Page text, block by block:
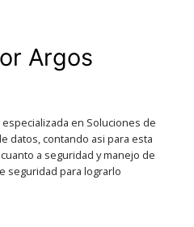
Argos
en Soluciones de
datos, contando asi para esta
a seguridad y manejo de
seguridad para lograrlo